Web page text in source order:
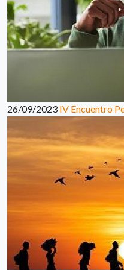
26/09/2023 IV Encuentro